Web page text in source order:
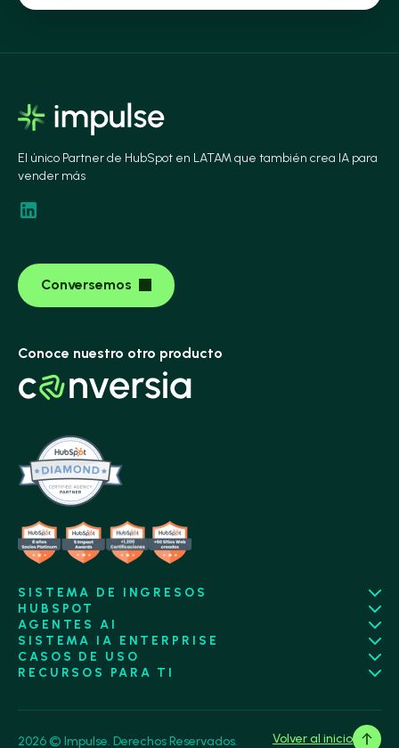
El único Partner de HubSpot en LATAM que también crea IA para
vender más
Conversemos
Conoce nuestro otro producto
SISTEMA DE INGRESOS
HUBSPOT
AGENTES AI
SISTEMA IA ENTERPRISE
CASOS DE USO
RECURSOS PARA TI
2026 © Impulse. Derechos Reservados. Volver al inicio